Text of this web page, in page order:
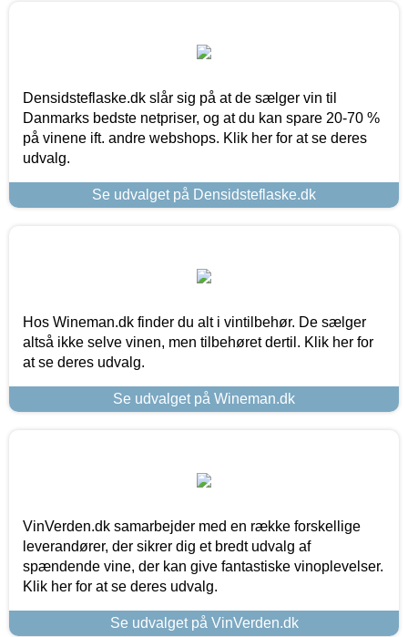
Densidsteflaske.dk slår sig på at de sælger vin til
Danmarks bedste netpriser, og at du kan spare 20-70 %
på vinene ift. andre webshops. Klik her for at se deres
udvalg.
Se udvalget på Densidsteflaske.dk
Hos Wineman.dk finder du alt i vintilbehør. De sælger
altså ikke selve vinen, men tilbehøret dertil. Klik her for
at se deres udvalg.
Se udvalget på Wineman.dk
VinVerden.dk samarbejder med en række forskellige
leverandører, der sikrer dig et bredt udvalg af
spændende vine, der kan give fantastiske vinoplevelser.
Klik her for at se deres udvalg.
Se udvalget på VinVerden.dk